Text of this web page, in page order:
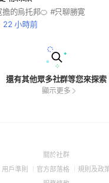
擔的烏托邦🍊 #只聊勝寛
22 小時前
還有其他眾多社群等您來探索
顯示更多
關於社群(Open
用戶準則
(Open
官方部落格
(Open
規則及政